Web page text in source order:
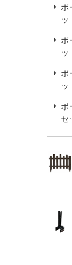
ボ
ッ
ボ
ッ
ボ
ッ
ボ
セ